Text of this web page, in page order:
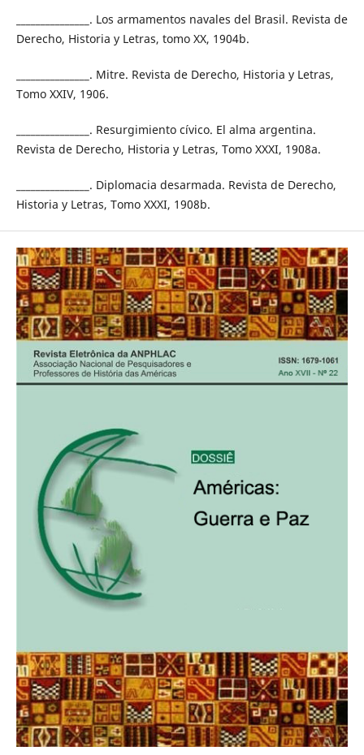
_______________. Los armamentos navales del Brasil. Revista de
Derecho, Historia y Letras, tomo XX, 1904b.
_______________. Mitre. Revista de Derecho, Historia y Letras,
Tomo XXIV, 1906.
_______________. Resurgimiento cívico. El alma argentina.
Revista de Derecho, Historia y Letras, Tomo XXXI, 1908a.
_______________. Diplomacia desarmada. Revista de Derecho,
Historia y Letras, Tomo XXXI, 1908b.